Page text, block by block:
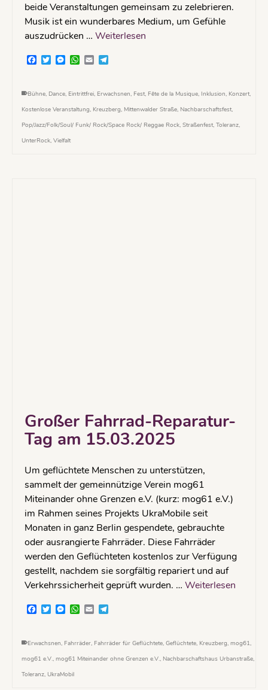
beide Veranstaltungen gemeinsam zu zelebrieren.
Musik ist ein wunderbares Medium, um Gefühle
auszudrücken … Weiterlesen
Facebook
TwitterMessenger
WhatsApp
Email
Bühne, Dance, Eintrittfrei, Erwachsnen, Fest, Fête de la Musique, Inklusion, Konzert,
Kostenlose Veranstaltung, Kreuzberg, Mittenwalder Straße, Nachbarschaftsfest,
Pop/Jazz/Folk/Soul/ Funk/ Rock/Space Rock/ Reggae Rock, Straßenfest, Toleranz,
UnterRock, Vielfalt
Großer Fahrrad-Reparatur-
Tag am 15.03.2025
Um geflüchtete Menschen zu unterstützen,
sammelt der gemeinnützige Verein mog61
Miteinander ohne Grenzen e.V. (kurz: mog61 e.V.)
im Rahmen seines Projekts UkraMobile seit
Monaten in ganz Berlin gespendete, gebrauchte
oder ausrangierte Fahrräder. Diese Fahrräder
werden den Geflüchteten kostenlos zur Verfügung
gestellt, nachdem sie sorgfältig repariert und auf
Verkehrssicherheit geprüft wurden. … Weiterlesen
Facebook
TwitterMessenger
WhatsApp
Email
Erwachsnen, Fahrräder, Fahrräder für Geflüchtete, Geflüchtete, Kreuzberg, mog61,
mog61 e.V., mog61 Miteinander ohne Grenzen e.V., Nachbarschaftshaus Urbanstraße,
Toleranz, UkraMobil